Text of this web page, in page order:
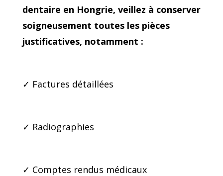
dentaire en Hongrie, veillez à conserver
soigneusement toutes les pièces
justificatives, notamment :
✓ Factures détaillées
✓ Radiographies
✓ Comptes rendus médicaux